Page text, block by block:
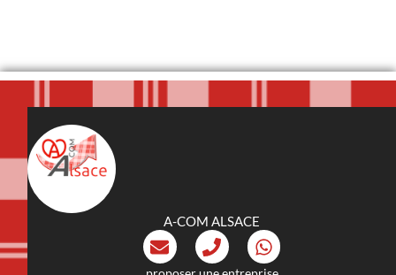
A-COM ALSACE